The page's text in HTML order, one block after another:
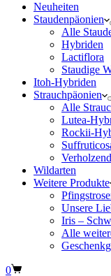
Neuheiten
Staudenpäonien
Alle
Hybriden
Lactiflora
Staudige
Itoh-Hybriden
Strauchpäonien
Alle
Lutea-
Rockii-
Wildarten
Weitere Produkte
Unsere
Iris –
Alle
Warenkorb
0